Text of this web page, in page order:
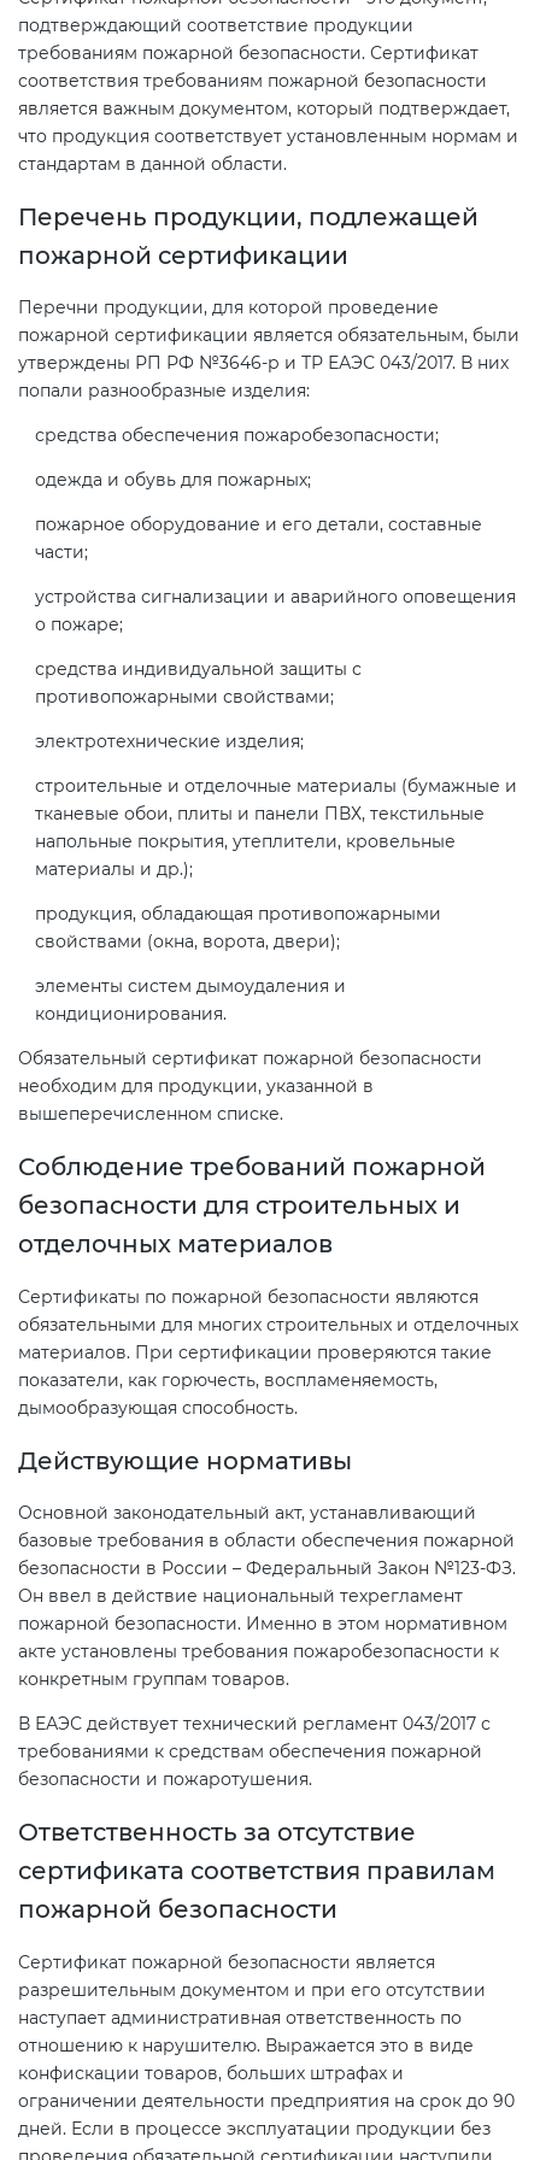
подтверждающий соответствие продукции
требованиям пожарной безопасности. Сертификат
соответствия требованиям пожарной безопасности
является важным документом, который подтверждает,
что продукция соответствует установленным нормам и
стандартам в данной области.
Перечень продукции, подлежащей
пожарной сертификации
Перечни продукции, для которой проведение
пожарной сертификации является обязательным, были
утверждены РП РФ №3646-р и ТР ЕАЭС 043/2017. В них
попали разнообразные изделия:
средства обеспечения пожаробезопасности;
одежда и обувь для пожарных;
пожарное оборудование и его детали, составные
части;
устройства сигнализации и аварийного оповещения
о пожаре;
средства индивидуальной защиты с
противопожарными свойствами;
электротехнические изделия;
строительные и отделочные материалы (бумажные и
тканевые обои, плиты и панели ПВХ, текстильные
напольные покрытия, утеплители, кровельные
материалы и др.);
продукция, обладающая противопожарными
свойствами (окна, ворота, двери);
элементы систем дымоудаления и
кондиционирования.
Обязательный сертификат пожарной безопасности
необходим для продукции, указанной в
вышеперечисленном списке.
Соблюдение требований пожарной
безопасности для строительных и
отделочных материалов
Сертификаты по пожарной безопасности являются
обязательными для многих строительных и отделочных
материалов. При сертификации проверяются такие
показатели, как горючесть, воспламеняемость,
дымообразующая способность.
Действующие нормативы
Основной законодательный акт, устанавливающий
базовые требования в области обеспечения пожарной
безопасности в России – Федеральный Закон №123-ФЗ.
Он ввел в действие национальный техрегламент
пожарной безопасности. Именно в этом нормативном
акте установлены требования пожаробезопасности к
конкретным группам товаров.
В ЕАЭС действует технический регламент 043/2017 с
требованиями к средствам обеспечения пожарной
безопасности и пожаротушения.
Ответственность за отсутствие
сертификата соответствия правилам
пожарной безопасности
Сертификат пожарной безопасности является
разрешительным документом и при его отсутствии
наступает административная ответственность по
отношению к нарушителю. Выражается это в виде
конфискации товаров, больших штрафах и
ограничении деятельности предприятия на срок до 90
дней. Если в процессе эксплуатации продукции без
Сертификация спортивных
Сертификация электротехники
Остальное
БАДы
Декларация ТР ТС
Декларирование косметики (ТР
ТС 009)
Декларирование оборудования
по схеме 5Д (ТР ТС 010)
Декларирование пищевой
продукции (ТР ТС 021)
Декларирование алкогольной
Декларирование
электромагнитной
совместимости (ТР ТС 020)
Сертификация детских товаров
(ТР ТС 007)
промышленности (ТР ТС 017)
Сертификация промышленного
Сертификация средств
индивидуальной защиты (ТР ТС
019)
Действующие технические
регламенты